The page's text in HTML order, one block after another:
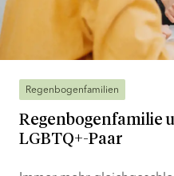
Regenbogenfamilien
Regenbogenfamilie
LGBTQ+-Paar